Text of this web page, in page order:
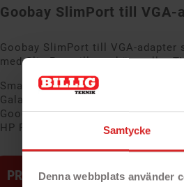
Samtycke
Denna webbplats använder
Goobay SlimPort till VGA-
Goobay SlimPort till VGA-
med SlimPort till en skärm eller
Smartphones och surfplattor med
Galaxy S8, LG V10, LG G4, LG G
Google Nexus 4, Asus ZenPad
HP Pro Slate 8 med flera.
PRODUKTSPECIFIKATION